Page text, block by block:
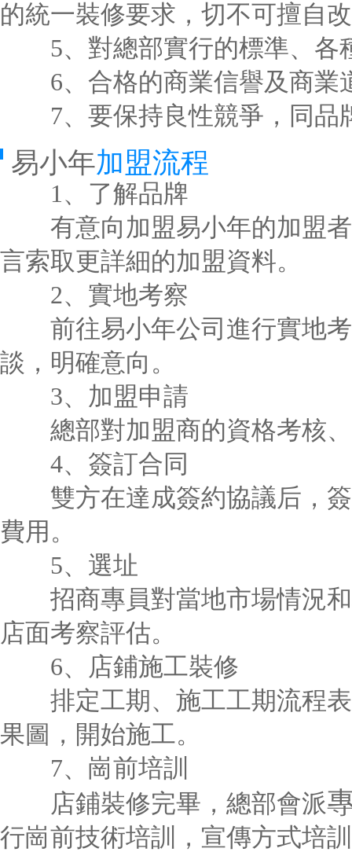
的統一裝修要求，切不可擅自
5、對總部實行的標準、各
6、合格的商業信譽及商業
7、要保持良性競爭，同品
易小年加盟流程
1、了解品牌
有意向加盟易小年的加盟者
言索取更詳細的加盟資料。
2、實地考察
前往易小年公司進行實地考
談，明確意向。
3、加盟申請
總部對加盟商的資格考核、
4、簽訂合同
雙方在達成簽約協議后，簽
費用。
5、選址
招商專員對當地市場情況和
店面考察評估。
6、店鋪施工裝修
排定工期、施工工期流程表
果圖，開始施工。
7、崗前培訓
店鋪裝修完畢，總部會派
行崗前技術培訓，宣傳方式培